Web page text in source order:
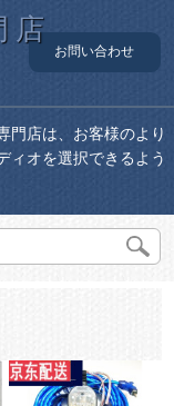
店
お問い合わせ
門店は、お客様のより
ィオを選択できるよう